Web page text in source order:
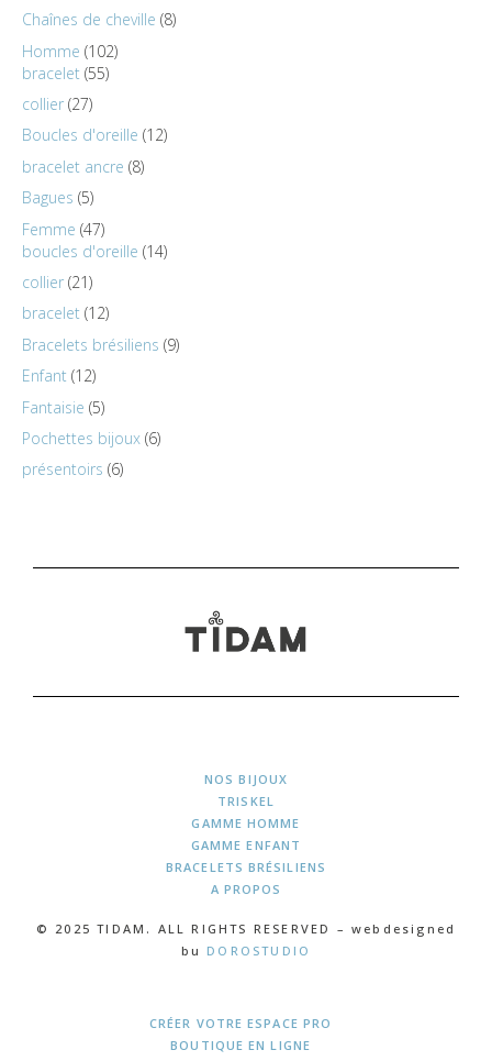
Chaînes de cheville 8
Homme 102
bracelet 55
collier 27
Boucles d'oreille 12
bracelet ancre 8
Bagues 5
Femme 47
boucles d'oreille 14
collier 21
bracelet 12
Bracelets brésiliens 9
Enfant 12
Fantaisie 5
Pochettes bijoux 6
présentoirs 6
NOS BIJOUX
TRISKEL
GAMME HOMME
GAMME ENFANT
BRACELETS BRÉSILIENS
A PROPOS
© 2025 TIDAM. ALL RIGHTS RESERVED – webdesigned
bu DOROSTUDIO
CRÉER VOTRE ESPACE PRO
BOUTIQUE EN LIGNE